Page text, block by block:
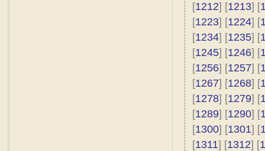
[1212] [1213] [
[1223] [1224] [
[1234] [1235] [
[1245] [1246] [
[1256] [1257] [
[1267] [1268] [
[1278] [1279] [
[1289] [1290] [
[1300] [1301] [
[1311] [1312] [